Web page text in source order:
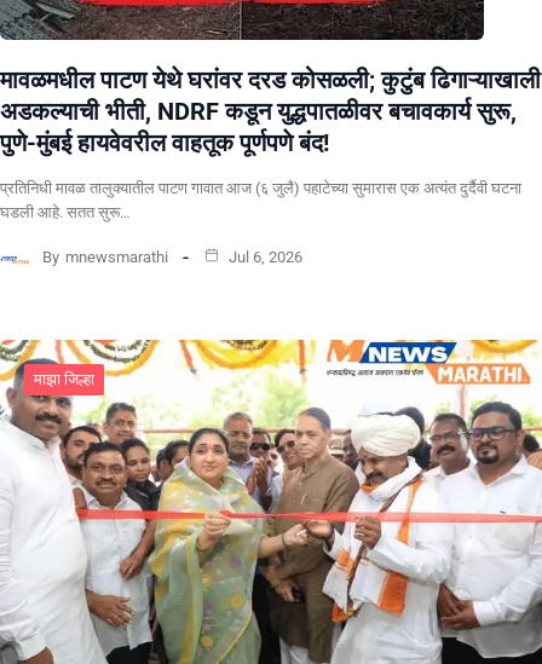
मावळमधील पाटण येथे घरांवर दरड कोसळली; कुटुंब ढिगाऱ्याखाली
अडकल्याची भीती, NDRF कडून युद्धपातळीवर बचावकार्य सुरू,
पुणे-मुंबई हायवेवरील वाहतूक पूर्णपणे बंद!
​प्रतिनिधी मावळ तालुक्यातील पाटण गावात आज (६ जुलै) पहाटेच्या सुमारास एक अत्यंत दुर्दैवी घटना
घडली आहे. सतत सुरू…
By mnewsmarathi Jul 6, 2026
माझा जिल्हा